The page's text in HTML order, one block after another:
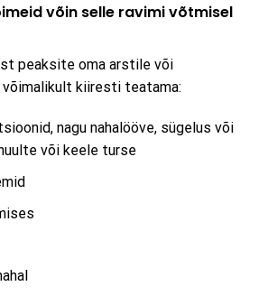
võin selle ravimi võtmisel
peaksite oma arstile või
kiiresti teatama:
nagu nahalööve, sügelus või
või keele turse